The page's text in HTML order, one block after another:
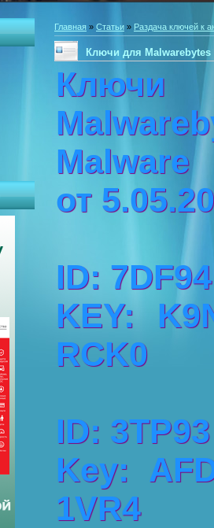
Главная » Статьи » Раздача ключей к
Ключи для Malwarebytes
Malware
от
ID: 7DF94
KEY:
RCK0
ID: 3TP93
Key:
1VR4